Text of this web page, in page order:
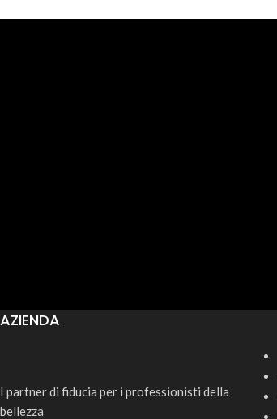
AZIENDA
I partner di fiducia per i professionisti della
bellezza